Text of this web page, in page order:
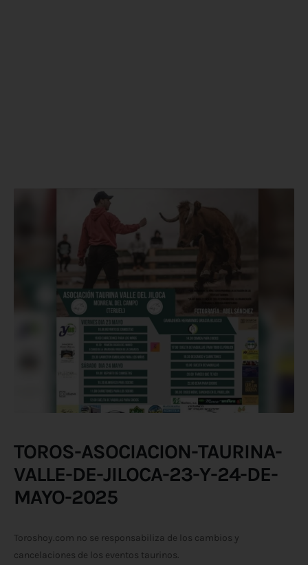
TOROS-ASOCIACION-TAURINA-
VALLE-DE-JILOCA-23-Y-24-DE-
MAYO-2025
Toroshoy.com no se responsabiliza de los cambios y
cancelaciones de los eventos taurinos.